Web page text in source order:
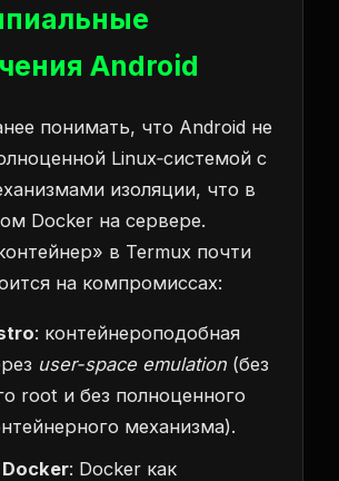
Android
понимать, что Android не
Linux‑системой с
изоляции, что в
Docker на сервере.
в Termux почти
на компромиссах:
: контейнероподобная
user-space emulation (без
root и без полноценного
механизма).
: Docker как